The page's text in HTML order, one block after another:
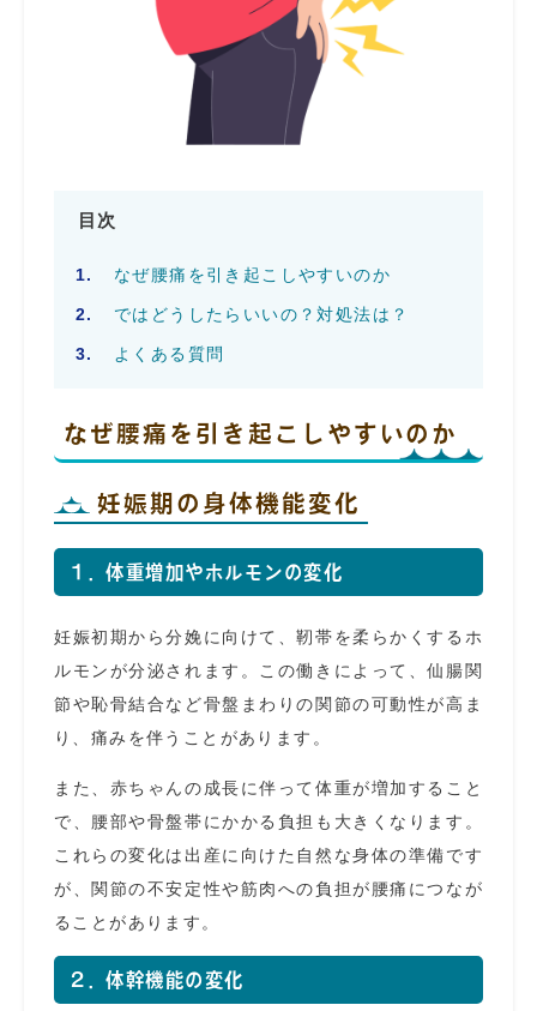
目次
なぜ腰痛を引き起こしやすいのか
ではどうしたらいいの？対処法は？
よくある質問
なぜ腰痛を引き起こしやすいのか
妊娠期の身体機能変化
1．体重増加やホルモンの変化
妊娠初期から分娩に向けて、靭帯を柔らかくするホ
ルモンが分泌されます。この働きによって、仙腸関
節や恥骨結合など骨盤まわりの関節の可動性が高ま
り、痛みを伴うことがあります。
また、赤ちゃんの成長に伴って体重が増加すること
で、腰部や骨盤帯にかかる負担も大きくなります。
これらの変化は出産に向けた自然な身体の準備です
が、関節の不安定性や筋肉への負担が腰痛につなが
ることがあります。
2．体幹機能の変化